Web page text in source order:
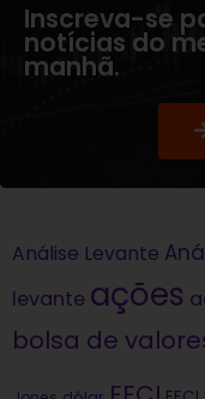
Inscreva-se
notícias do
manhã.
Análise Levante
levante ações
bolsa de